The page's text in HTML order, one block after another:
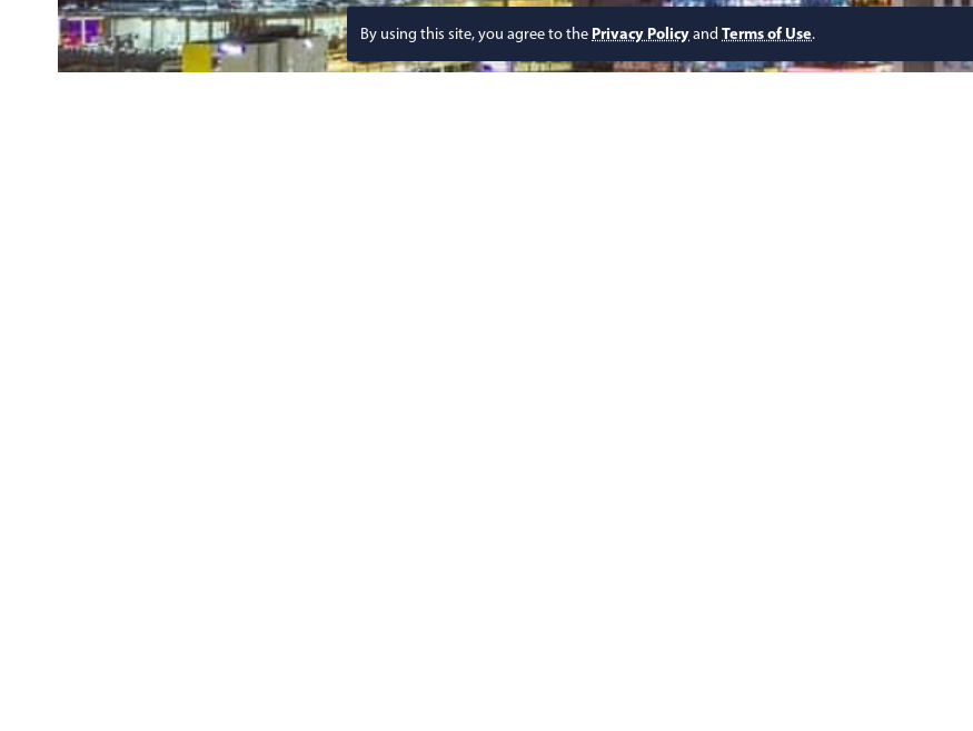
By using this site, you agree to the Privacy Policyand Terms of Use.